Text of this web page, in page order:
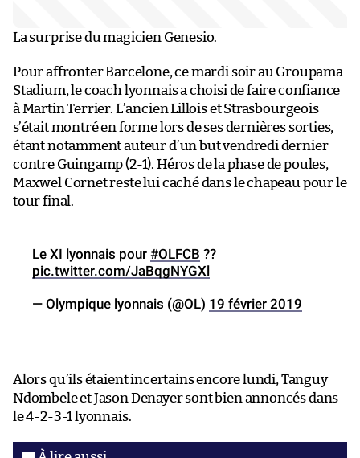
La surprise du magicien Genesio.
Pour affronter Barcelone, ce mardi soir au Groupama
Stadium, le coach lyonnais a choisi de faire confiance
à Martin Terrier. L’ancien Lillois et Strasbourgeois
s’était montré en forme lors de ses dernières sorties,
étant notamment auteur d’un but vendredi dernier
contre Guingamp (2-1). Héros de la phase de poules,
Maxwel Cornet reste lui caché dans le chapeau pour le
tour final.
Le XI lyonnais pour #OLFCB ??
pic.twitter.com/JaBqgNYGXl
— Olympique lyonnais (@OL) 19 février 2019
Alors qu’ils étaient incertains encore lundi, Tanguy
Ndombele et Jason Denayer sont bien annoncés dans
le 4-2-3-1 lyonnais.